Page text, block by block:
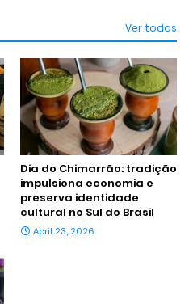
Ver todos
Dia do Chimarrão: tradição
impulsiona economia e
preserva identidade
cultural no Sul do Brasil
April 23, 2026